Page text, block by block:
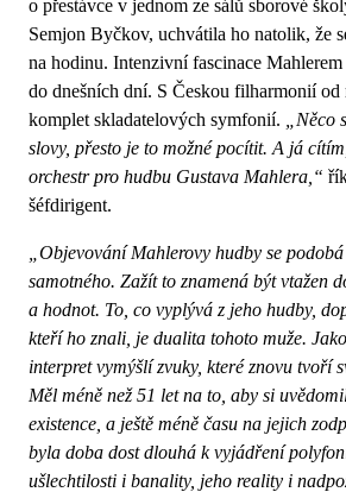
o přestávce v jednom ze sálů sborové
Semjon Byčkov, uchvátila ho natolik, že
na hodinu. Intenzivní fascinace
do dnešních dní. S Českou filharmonií od
komplet skladatelových symfonií.
„Něco
slovy, přesto je to možné pocítit. A já
orchestr pro hudbu Gustava Mahlera,“
šéfdirigent.
„Objevování Mahlerovy hudby se
samotného. Zažít to znamená být vtažen
a hodnot. To, co vyplývá z jeho hudby,
kteří ho znali, je dualita tohoto muže.
interpret vymýšlí zvuky, které znovu tvoří
Měl méně než 51 let na to, aby si
existence, a ještě méně času na jejich
byla doba dost dlouhá k vyjádření
ušlechtilosti i banality, jeho reality i